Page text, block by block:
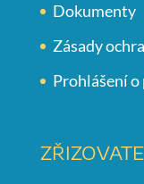
Dokumenty
Zásady
Prohlášení